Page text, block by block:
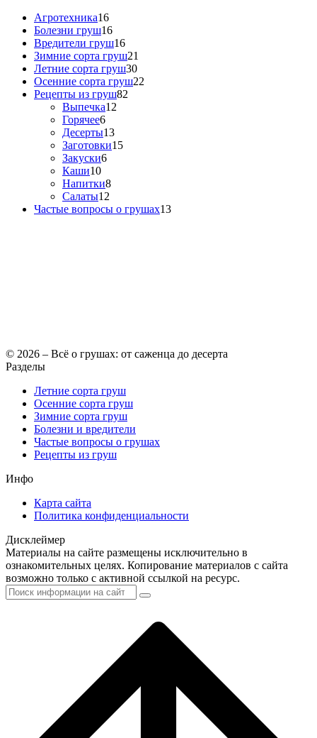
Агротехника16
Болезни груш16
Вредители груш16
Зимние сорта груш21
Летние сорта груш30
Осенние сорта груш22
Рецепты из груш82
Выпечка12
Горячее6
Десерты13
Заготовки15
Закуски6
Каши10
Напитки8
Салаты12
Частые вопросы о грушах13
© 2026 – Всё о грушах: от саженца до десерта
Разделы
Летние сорта груш
Осенние сорта груш
Зимние сорта груш
Болезни и вредители
Частые вопросы о грушах
Рецепты из груш
Инфо
Карта сайта
Политика конфиденциальности
Дисклеймер
Материалы на сайте размещены исключительно в
ознакомительных целях. Копирование материалов с сайта
возможно только с активной ссылкой на ресурс.